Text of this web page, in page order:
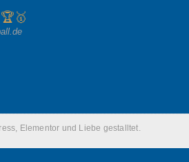
Elementor und Liebe gestalltet.